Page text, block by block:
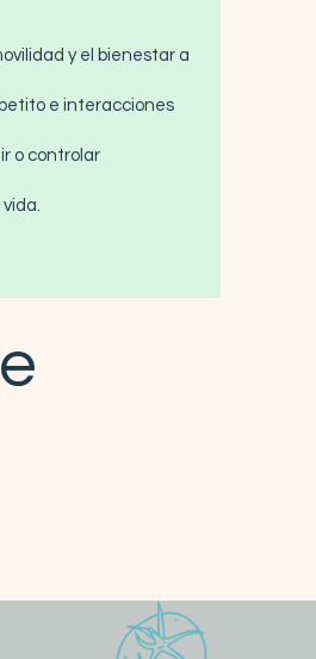
y el bienestar a
e interacciones
o controlar